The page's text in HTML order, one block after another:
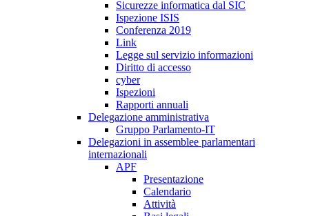
Sicurezze informatica dal SIC
Ispezione ISIS
Conferenza 2019
Link
Legge sul servizio informazioni
Diritto di accesso
cyber
Ispezioni
Rapporti annuali
Delegazione amministrativa
Gruppo Parlamento-IT
Delegazioni in assemblee parlamentari
internazionali
APF
Presentazione
Calendario
Attività